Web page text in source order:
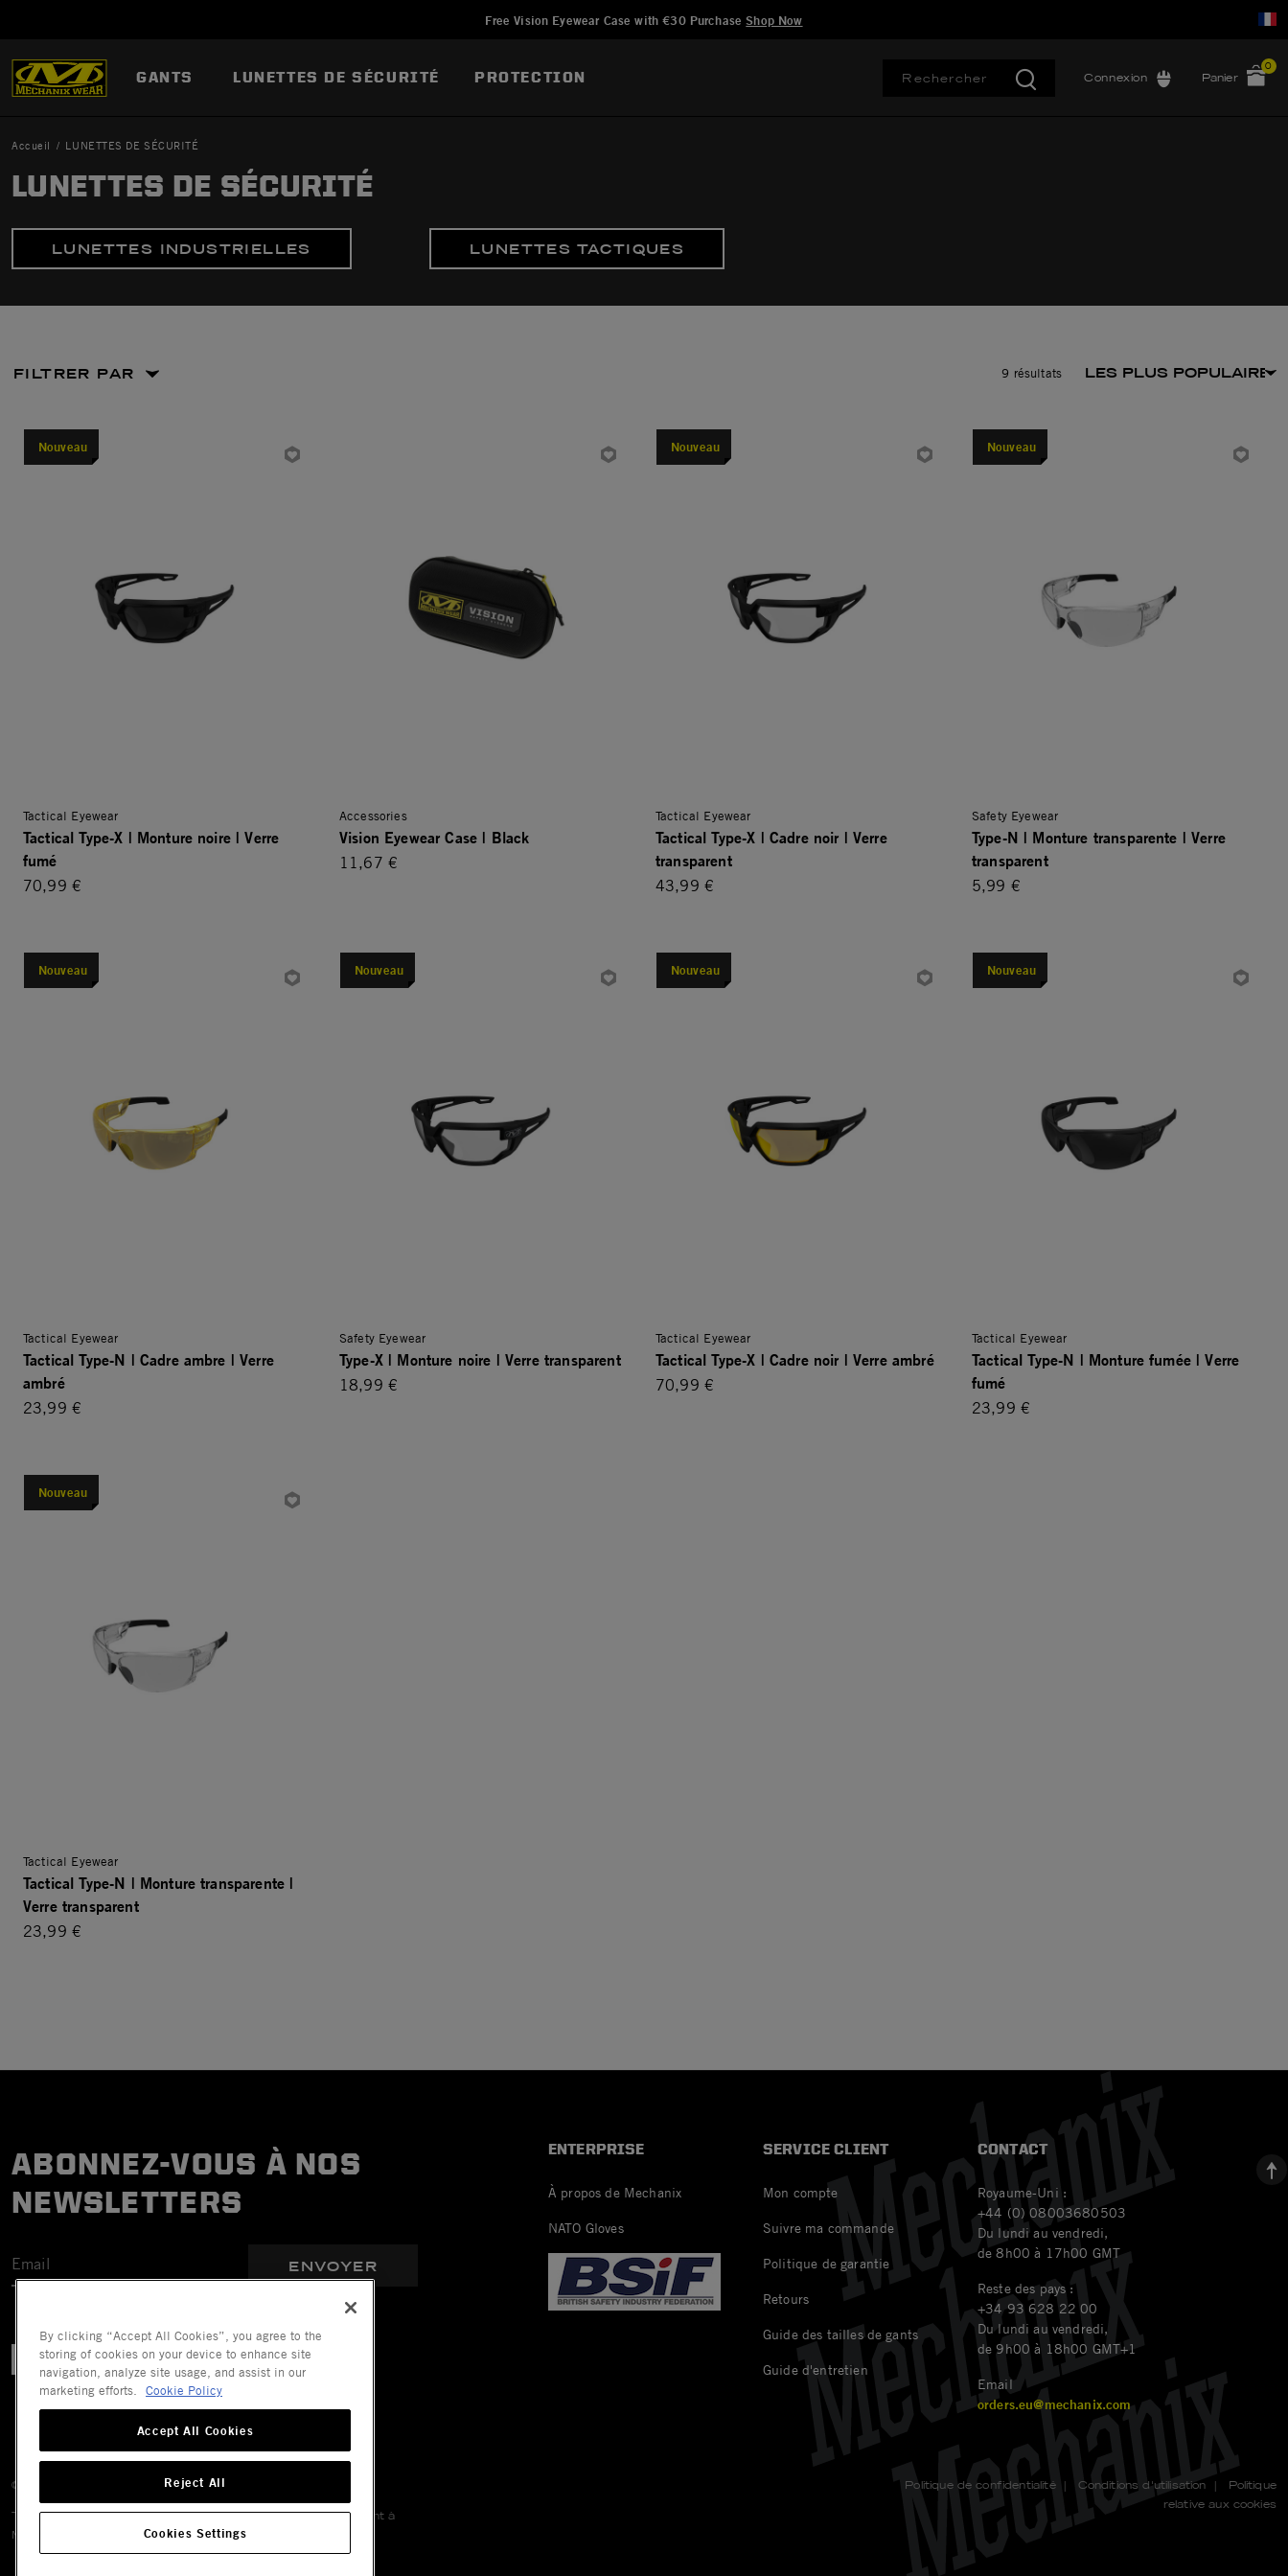
Free Vision Eyewear Case with €30 PurchaseShop Now
GANTS LUNETTES DE SÉCURITÉ PROTECTION Connexion Panier
0
Accueil LUNETTES DE SÉCURITÉ
LUNETTES DE SÉCURITÉ
LUNETTES INDUSTRIELLES LUNETTES TACTIQUES
FILTRER PAR 9 résultats
Nouveau
Tactical Eyewear
Tactical Type-X | Monture noire | Verre
fumé
70,99 €
Accessories
Vision Eyewear Case | Black
11,67 €
Nouveau
Tactical Eyewear
Tactical Type-X | Cadre noir | Verre
transparent
43,99 €
Nouveau
Safety Eyewear
Type-N | Monture transparente | Verre
transparent
5,99 €
Nouveau
Tactical Eyewear
Tactical Type-N | Cadre ambre | Verre
ambré
23,99 €
Nouveau
Safety Eyewear
Type-X | Monture noire | Verre transparent
18,99 €
Nouveau
Tactical Eyewear
Tactical Type-X | Cadre noir | Verre ambré
70,99 €
Nouveau
Tactical Eyewear
Tactical Type-N | Monture fumée | Verre
fumé
23,99 €
Nouveau
Tactical Eyewear
Tactical Type-N | Monture transparente |
Verre transparent
23,99 €
ABONNEZ-VOUS À NOS
NEWSLETTERS
ENVOYER
ENTERPRISE
À propos de Mechanix
NATO Gloves
SERVICE CLIENT
Mon compte
Suivre ma commande
Politique de garantie
Retours
Guide des tailles de gants
Guide d'entretien
CONTACT
Royaume-Uni :
+44 (0) 08003680503
Du lundi au vendredi,
de 8h00 à 17h00 GMT
Reste des pays :
+34 93 628 22 00
Du lundi au vendredi,
de 9h00 à 18h00 GMT+1
Email
orders.eu@mechanix.com
© 2026 Mechanix Wear LLC. Tous droits réservés.
Tous les droits sur les marques, déposées ou non, appartiennent à
Mechanix Wear LLC, ses sociétés affiliées ou ses filiales.
Politique de confidentialité| Conditions d'utilisation |
Politique
relative aux cookies
Ajouté à Gérer la liste d'envies
By clicking “Accept All Cookies”, you agree to the
storing of cookies on your device to enhance site
navigation, analyze site usage, and assist in our
marketing efforts.
Cookie Policy
Accept All Cookies
Reject All
Cookies Settings